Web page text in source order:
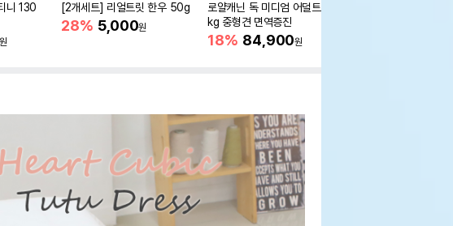
니 130
원
[2개세트] 리얼트릿 한우 50g
28% 5,000원
로얄캐닌 독 미디엄 어덜트 10
kg 중형견 면역증진
18% 84,900원